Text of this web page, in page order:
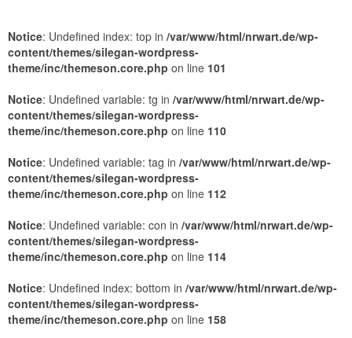
Notice: Undefined index: top in /var/www/html/nrwart.de/wp-
content/themes/silegan-wordpress-
theme/inc/themeson.core.php on line 101
Notice: Undefined variable: tg in /var/www/html/nrwart.de/wp-
content/themes/silegan-wordpress-
theme/inc/themeson.core.php on line 110
Notice: Undefined variable: tag in /var/www/html/nrwart.de/wp-
content/themes/silegan-wordpress-
theme/inc/themeson.core.php on line 112
Notice: Undefined variable: con in /var/www/html/nrwart.de/wp-
content/themes/silegan-wordpress-
theme/inc/themeson.core.php on line 114
Notice: Undefined index: bottom in /var/www/html/nrwart.de/wp-
content/themes/silegan-wordpress-
theme/inc/themeson.core.php on line 158